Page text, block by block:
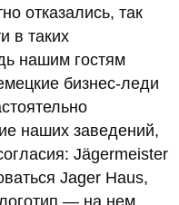
отказались, так
в таких
нашим гостям
бизнес-леди
наших заведений,
Jägermeister
Jаger Haus,
— на нем